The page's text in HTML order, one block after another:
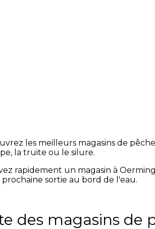
les meilleurs magasins de
la truite ou le silure.
rapidement un magasin à
sortie au bord de l'eau.
des magasins de